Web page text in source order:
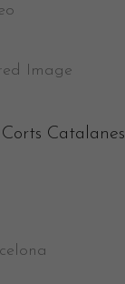
Catalanes